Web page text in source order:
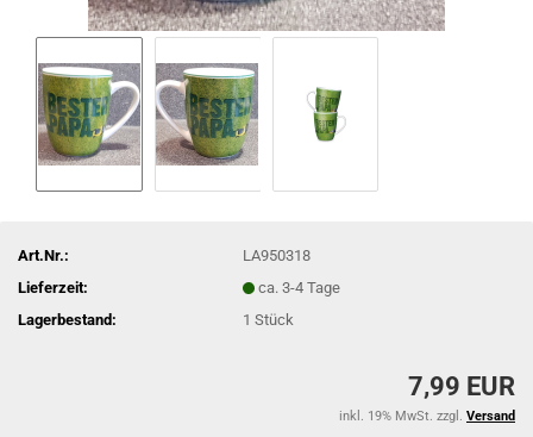
Art.Nr.:
LA950318
Lieferzeit:
ca. 3-4 Tage
Lagerbestand:
1Stück
7,99 EUR
inkl. 19% MwSt. zzgl. Versand